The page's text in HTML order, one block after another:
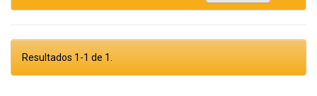
Resultados 1-1 de 1.